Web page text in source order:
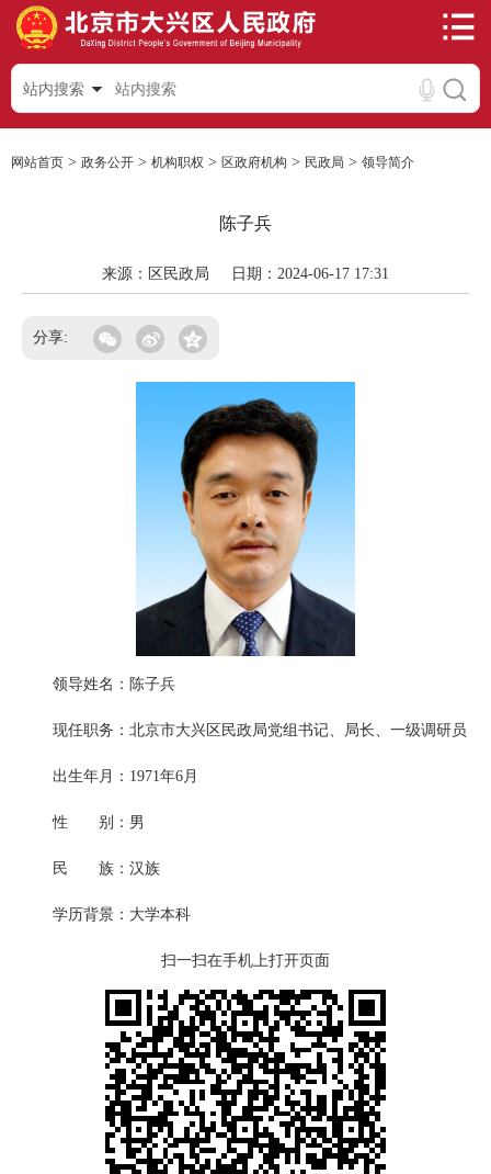
站内搜索
网站首页 > 政务公开 > 机构职权 > 区政府机构 > 民政局 > 领导简介
陈子兵
来源：区民政局 日期：2024-06-17 17:31
分享:
领导姓名：陈子兵
现任职务：北京市大兴区民政局党组书记、局长、一级调研员
出生年月：1971年6月
性 别：男
民 族：汉族
学历背景：大学本科
扫一扫在手机上打开页面